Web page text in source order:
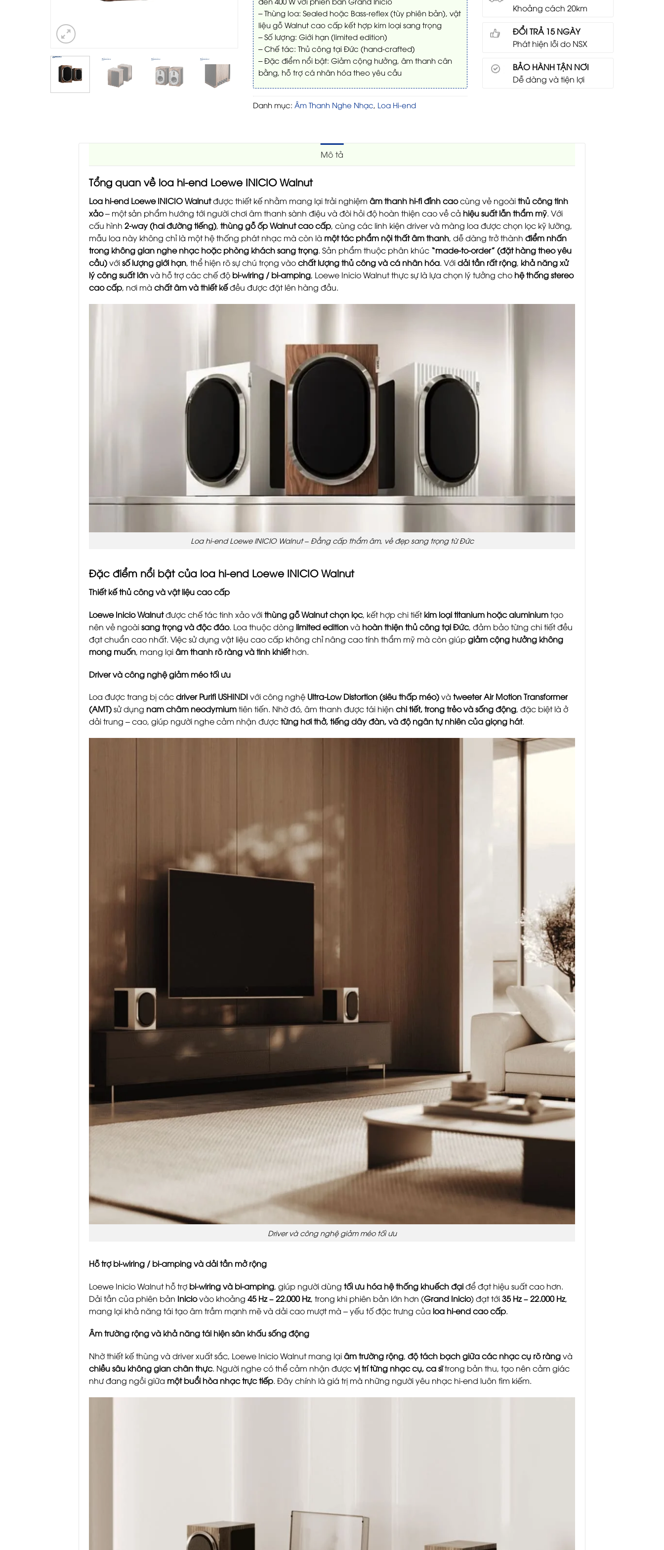
– Thùng loa: Sealed hoặc Bass-reflex (tùy phiên bản), vật
liệu gỗ Walnut cao cấp kết hợp kim loại sang trọng
– Số lượng: Giới hạn (limited edition)
– Chế tác: Thủ công tại Đức (hand-crafted)
– Đặc điểm nổi bật: Giảm cộng hưởng, âm thanh cân
bằng, hỗ trợ cá nhân hóa theo yêu cầu
Danh mục: Âm Thanh Nghe Nhạc, Loa Hi-end
Khoảng cách 20km
ĐỔI TRẢ 15 NGÀY
Phát hiện lỗi do NSX
BẢO HÀNH TẬN NƠI
Dễ dàng và tiện lợi
Mô tả
Tổng quan về loa hi-end Loewe INICIO Walnut
Loa hi-end Loewe INICIO Walnutđược thiết kế nhằm mang lại trải nghiệm âm thanh hi-fi đỉnh caocùng vẻ ngoàithủ công tinh
xảo– một sản phẩm hướng tới người chơi âm thanh sành điệu và đòi hỏi độ hoàn thiện cao về cả hiệu suất lẫn thẩm mỹ. Với
cấu hình 2-way (hai đường tiếng), thùng gỗ ốp Walnut cao cấp, cùng các linh kiện driver và màng loa được chọn lọc kỹ lưỡng,
mẫu loa này không chỉ là một hệ thống phát nhạc mà còn là một tác phẩm nội thất âm thanh, dễ dàng trở thành điểm nhấn
trong không gian nghe nhạc hoặc phòng khách sang trọng. Sản phẩm thuộc phân khúc “made-to-order” (đặt hàng theo yêu
cầu)vớisố lượng giới hạn, thể hiện rõ sự chú trọng vàochất lượng thủ công và cá nhân hóa. Vớidải tần rất rộng, khả năng xử
lý công suất lớnvà hỗ trợ các chế độ bi-wiring / bi-amping, Loewe Inicio Walnut thực sự là lựa chọn lý tưởng cho hệ thống stereo
cao cấp, nơi mà chất âm và thiết kếđều được đặt lên hàng đầu.
Loa hi-end Loewe INICIO Walnut – Đẳng cấp thẩm âm, vẻ đẹp sang trọng từ Đức
Đặc điểm nổi bật của loa hi-end Loewe INICIO Walnut
Thiết kế thủ công và vật liệu cao cấp
Loewe Inicio Walnutđược chế tác tinh xảo vớithùng gỗ Walnut chọn lọc, kết hợp chi tiếtkim loại titanium hoặc aluminiumtạo
nên vẻ ngoàisang trọng và độc đáo. Loa thuộc dòng limited editionvà hoàn thiện thủ công tại Đức, đảm bảo từng chi tiết đều
đạt chuẩn cao nhất. Việc sử dụng vật liệu cao cấp không chỉ nâng cao tính thẩm mỹ mà còn giúpgiảm cộng hưởng không
mong muốn, mang lạiâm thanh rõ ràng và tinh khiếthơn.
Driver và công nghệ giảm méo tối ưu
Loa được trang bị cácdriver Purifi USHINDI với công nghệ Ultra-Low Distortion (siêu thấp méo)và tweeter Air Motion Transformer
(AMT)sử dụng nam châm neodymiumtiên tiến. Nhờ đó, âm thanh được tái hiện chi tiết, trong trẻo và sống động, đặc biệt là ở
dải trung – cao, giúp người nghe cảm nhận đượctừng hơi thở, tiếng dây đàn, và độ ngân tự nhiên của giọng hát.
Driver và công nghệ giảm méo tối ưu
Hỗ trợ bi-wiring / bi-amping và dải tần mở rộng
Loewe Inicio Walnut hỗ trợ bi-wiring và bi-amping, giúp người dùng tối ưu hóa hệ thống khuếch đạiđể đạt hiệu suất cao hơn.
Dải tần của phiên bản Iniciovào khoảng 45 Hz – 22.000 Hz, trong khi phiên bản lớn hơn (Grand Inicio) đạt tới35 Hz – 22.000 Hz,
mang lại khả năng tái tạo âm trầm mạnh mẽ và dải cao mượt mà – yếu tố đặc trưng của loa hi-end cao cấp.
Âm trường rộng và khả năng tái hiện sân khấu sống động
Nhờ thiết kế thùng và driver xuất sắc, Loewe Inicio Walnut mang lạiâm trường rộng, độ tách bạch giữa các nhạc cụ rõ ràngvà
chiều sâu không gian chân thực. Người nghe có thể cảm nhận đượcvị trí từng nhạc cụ, ca sĩtrong bản thu, tạo nên cảm giác
như đang ngồi giữa một buổi hòa nhạc trực tiếp. Đây chính là giá trị mà những người yêu nhạc hi-end luôn tìm kiếm.